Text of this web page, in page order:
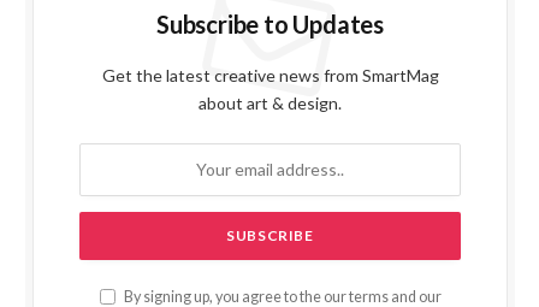
Subscribe to Updates
Get the latest creative news from SmartMag
about art & design.
By signing up, you agree to the our terms and our